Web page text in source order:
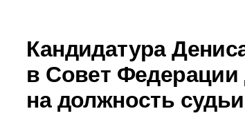
Кандидатура
в Совет Федерации
на должность